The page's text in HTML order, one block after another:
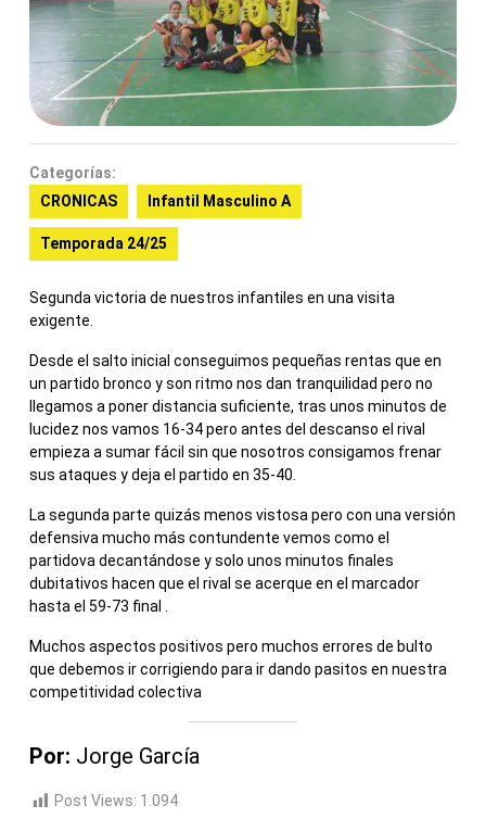
Categorías:
CRONICAS
Infantil Masculino A
Temporada 24/25
Segunda victoria de nuestros infantiles en una visita
exigente.
Desde el salto inicial conseguimos pequeñas rentas que en
un partido bronco y son ritmo nos dan tranquilidad pero no
llegamos a poner distancia suficiente, tras unos minutos de
lucidez nos vamos 16-34 pero antes del descanso el rival
empieza a sumar fácil sin que nosotros consigamos frenar
sus ataques y deja el partido en 35-40.
La segunda parte quizás menos vistosa pero con una versión
defensiva mucho más contundente vemos como el
partidova decantándose y solo unos minutos finales
dubitativos hacen que el rival se acerque en el marcador
hasta el 59-73 final .
Muchos aspectos positivos pero muchos errores de bulto
que debemos ir corrigiendo para ir dando pasitos en nuestra
competitividad colectiva
Por: Jorge García
Post Views: 1.094